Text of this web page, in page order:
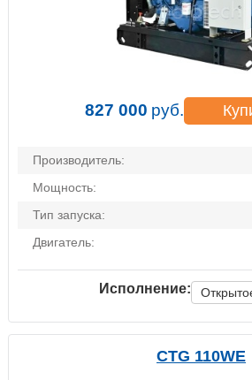
827 000 руб.
Производитель:
Мощность:
Тип запуска:
Двигатель:
Исполнение:
CTG 110WE